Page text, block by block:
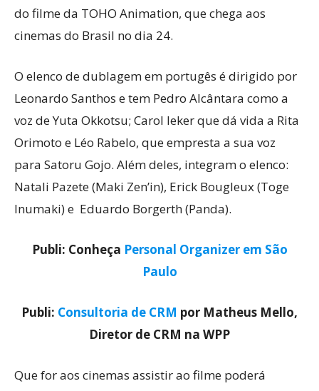
do filme da TOHO Animation, que chega aos
cinemas do Brasil no dia 24.
O elenco de dublagem em portugês é dirigido por
Leonardo Santhos e tem Pedro Alcântara como a
voz de Yuta Okkotsu; Carol Ieker que dá vida a Rita
Orimoto e Léo Rabelo, que empresta a sua voz
para Satoru Gojo. Além deles, integram o elenco:
Natali Pazete (Maki Zen’in), Erick Bougleux (Toge
Inumaki) e Eduardo Borgerth (Panda).
Publi: Conheça Personal Organizer em São
Paulo
Publi: Consultoria de CRM por Matheus Mello,
Diretor de CRM na WPP
Que for aos cinemas assistir ao filme poderá